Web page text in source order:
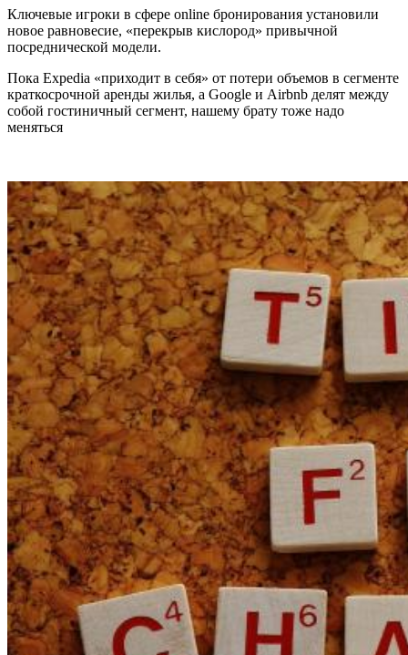
Ключевые игроки в сфере online бронирования установили
новое равновесие, «перекрыв кислород» привычной
посреднической модели.
Пока Expedia «приходит в себя» от потери объемов в сегменте
краткосрочной аренды жилья, а Google и Airbnb делят между
собой гостиничный сегмент, нашему брату тоже надо
меняться